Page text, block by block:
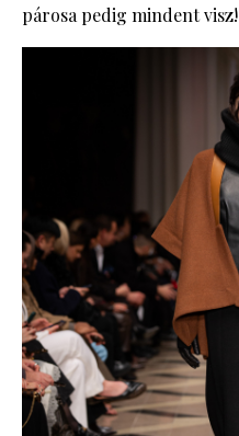
párosa pedig mindent visz!